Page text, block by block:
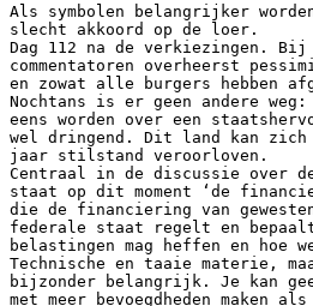
Als symbolen belangrijker
slecht akkoord op de loer.
Dag 112 na de verkiezingen.
commentatoren overheerst
en zowat alle burgers hebben
Nochtans is er geen andere weg:
eens worden over een
wel dringend. Dit land kan
jaar stilstand veroorloven.
Centraal in de discussie over
staat op dit moment ‘de
die de financiering van gewesten,
federale staat regelt en
belastingen mag heffen en hoe
Technische en taaie materie,
bijzonder belangrijk. Je kan
met meer bevoegdheden maken als